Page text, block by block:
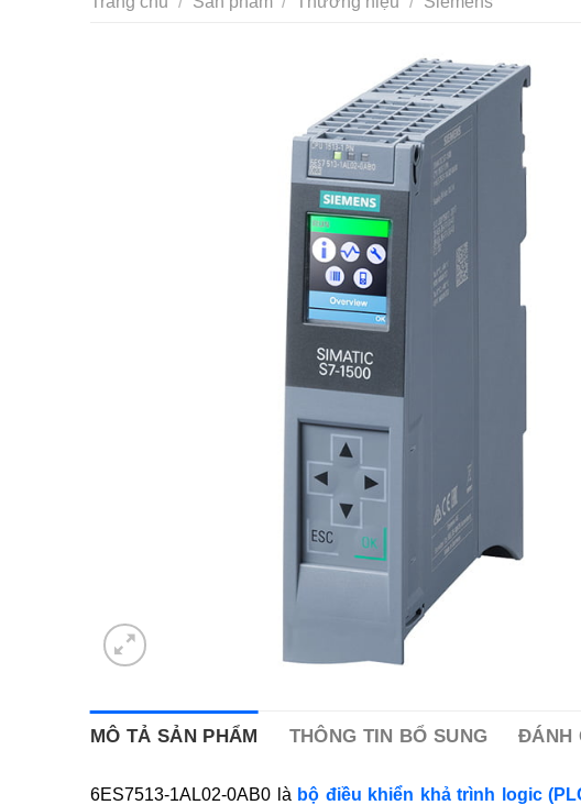
MÔ TẢ SẢN PHẨM THÔNG TIN BỔ SUNG ĐÁNH
6ES7513-1AL02-0AB0 là bộ điều khiển khả trình logic